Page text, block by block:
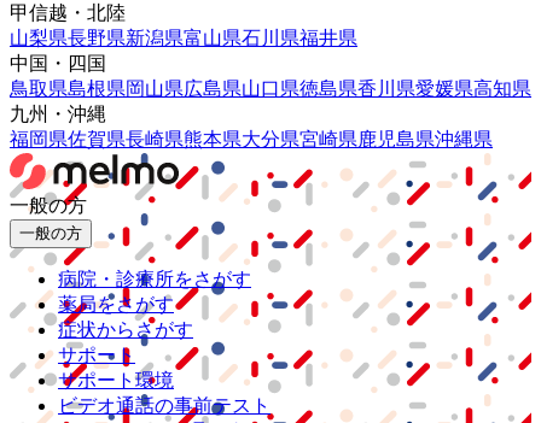
甲信越・北陸
山梨県長野県新潟県富山県石川県福井県
中国・四国
鳥取県島根県岡山県広島県山口県徳島県香川県愛媛県高知県
九州・沖縄
福岡県佐賀県長崎県熊本県大分県宮崎県鹿児島県沖縄県
一般の方
一般の方
病院・診療所をさがす
薬局をさがす
症状からさがす
サポート
サポート環境
ビデオ通話の事前テスト